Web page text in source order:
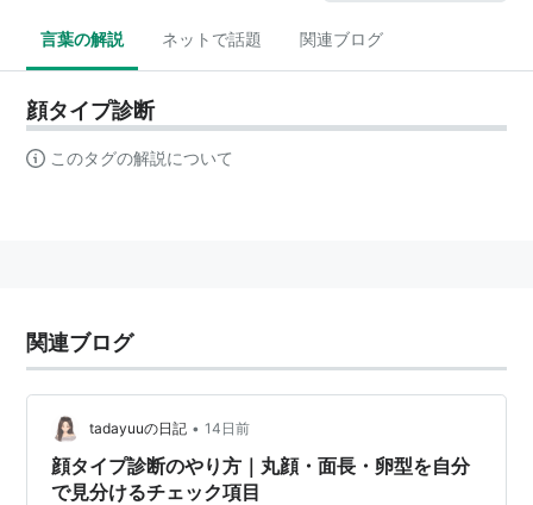
言葉の解説 ネットで話題 関連ブログ
顔タイプ診断
このタグの解説について
関連ブログ
tadayuuの日記 • 14日前
顔タイプ診断のやり方｜丸顔・面長・卵型を自分
で見分けるチェック項目